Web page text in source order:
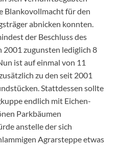
Blankovollmacht für den
abnicken konnten.
der Beschluss des
zugunsten lediglich 8
ist auf einmal von 11
zu den seit 2001
Stattdessen sollte
endlich mit Eichen-
Parkbäumen
anstelle der sich
Agrarsteppe etwas